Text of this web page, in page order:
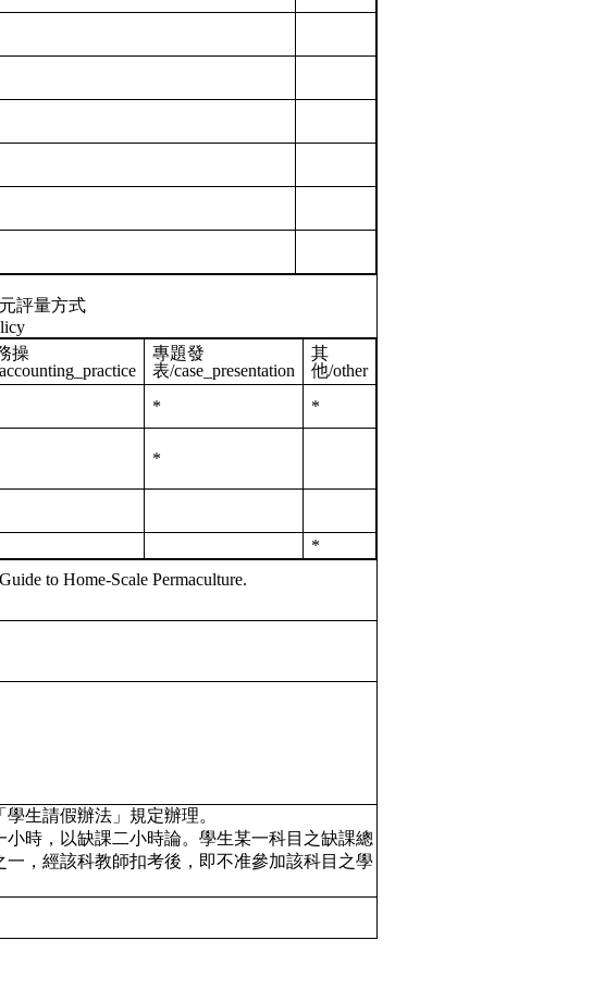
評量方式
操
專題發
表/case_presentation
其
他/other
* *
*
*
to Home-Scale Permaculture.
生請假辦法」規定辦理。
小時，以缺課二小時論。學生某一科目之缺課總
，經該科教師扣考後，即不准參加該科目之學